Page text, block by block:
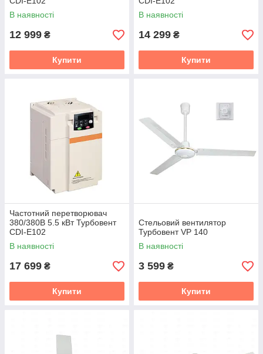
В наявності
12 999 ₴
Купити
В наявності
14 299 ₴
Купити
Частотний перетворювач
380/380В 5.5 кВт Турбовент
CDI-E102
В наявності
17 699 ₴
Купити
Стельовий вентилятор
Турбовент VP 140
В наявності
3 599 ₴
Купити